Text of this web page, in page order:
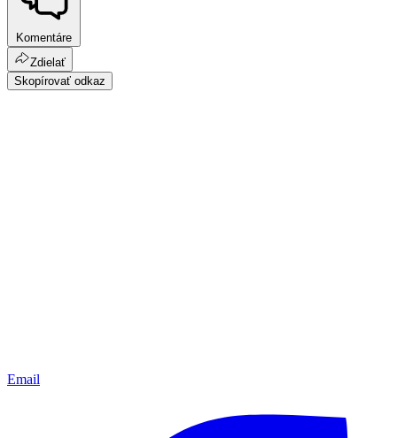
Komentáre
Zdielať
Skopírovať odkaz
Email